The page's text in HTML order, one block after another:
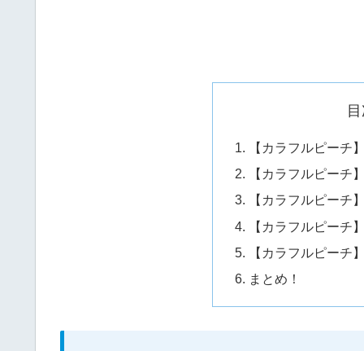
【カラフルピーチ
【カラフルピーチ
【カラフルピーチ
【カラフルピーチ
【カラフルピーチ
まとめ！